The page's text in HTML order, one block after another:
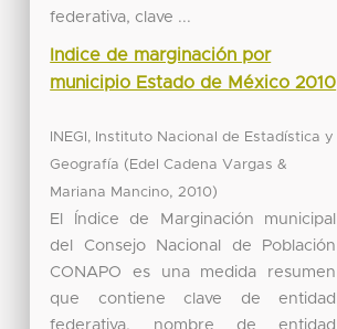
federativa, clave ...
Indice de marginación por
municipio Estado de México 2010
INEGI, Instituto Nacional de Estadística y
Geografía ( Edel Cadena Vargas &
Mariana Mancino, 2010)
El Índice de Marginación municipal
del Consejo Nacional de Población
CONAPO es una medida resumen
que contiene clave de entidad
federativa, nombre de entidad